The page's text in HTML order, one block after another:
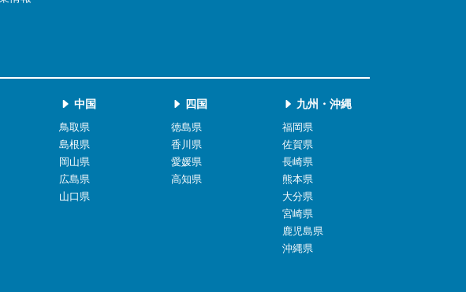
中国
鳥取県
島根県
岡山県
広島県
山口県
四国
徳島県
香川県
愛媛県
高知県
九州・沖縄
福岡県
佐賀県
長崎県
熊本県
大分県
宮崎県
鹿児島県
沖縄県